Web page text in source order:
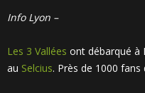
Info Lyon –
Les 3 Vallées ont débarqué à
au Selcius. Près de 1000